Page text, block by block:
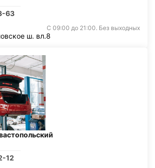
63
С 09:00 до 21:00. Без выходных
ш. вл.8
12